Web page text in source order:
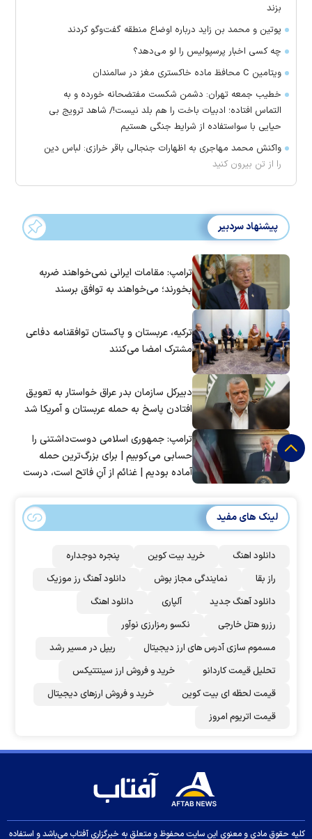
بزند
پوتین و محمد بن زاید درباره اوضاع منطقه گفت‌وگو کردند
چه کسی اخبار پرسپولیس را لو می‌دهد؟
ویتامین C محافظ ماده خاکستری مغز در سالمندان
خطیب جمعه تهران: دشمن شکست مفتضحانه خورده و به
التماس افتاده؛ ادبیات باخت را هم بلد نیست!/ شاهد ترویج بی
حیایی با سواستفاده از شرایط جنگی هستیم
واکنش محمد مهاجری به اظهارات جنجالی باقر خرازی: لباس دین
را از تن بیرون کنید
پیشنهاد سردبیر
ترامپ: مقامات ایرانی نمی‌خواهند ضربه
بخورند؛ می‌خواهند به توافق برسند
ترکیه، عربستان و پاکستان توافقنامه دفاعی
مشترک امضا می‌کنند
دبیرکل سازمان بدر عراق خواستار به تعویق
افتادن پاسخ به حمله عربستان و آمریکا شد
ترامپ: جمهوری اسلامی دوست‌داشتنی را
حسابی می‌کوبیم | برای بزرگ‌ترین حمله
آماده بودیم | غنائم از آنِ فاتح است، درست
لینک های مفید
دانلود اهنگ خرید بیت کوین
پنجره دوجداره
راز بقا
نمایندگی مجاز بوش
دانلود آهنگ رز‌ موزیک
دانلود آهنگ جدید
آلپاری
دانلود اهنگ
رزرو هتل خارجی
نکسو رمزارزی نوآور
مسموم سازی آدرس های ارز دیجیتال
ریپل در مسیر رشد
تحلیل قیمت کاردانو
خرید و فروش ارز سینتتیکس
قیمت لحظه ای بیت کوین
خرید و فروش ارزهای دیجیتال
قیمت اتریوم امروز
کلیه حقوق مادی و معنوی این سایت محفوظ و متعلق به خبرگزاری آفتاب می‌باشد و استفاده